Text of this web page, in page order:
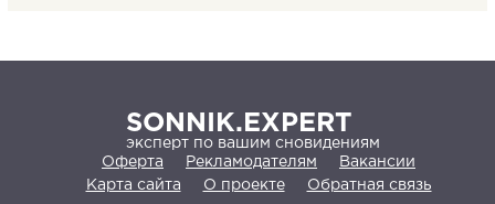
SONNIK.EXPERT
эксперт по вашим сновидениям
Оферта
Рекламодателям
Вакансии
Карта сайта
О проекте Обратная связь